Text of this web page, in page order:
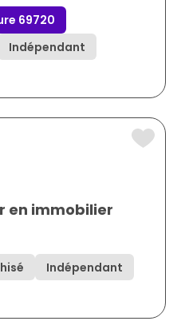
69720
Indépendant
en immobilier
Indépendant